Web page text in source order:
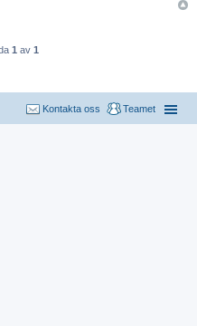
1 av 1
Teamet
Kontakta oss